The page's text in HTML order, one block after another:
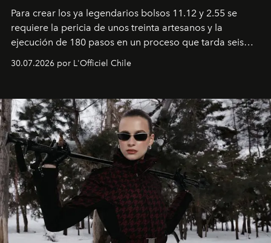
Para crear los ya legendarios bolsos 11.12 y 2.55 se
requiere la pericia de unos treinta artesanos y la
ejecución de 180 pasos en un proceso que tarda seis
semanas. Los expertos ponen en práctica una técnica
que se enseña solamente en la escuela de formación de
30.07.2026 por L'Officiel Chile